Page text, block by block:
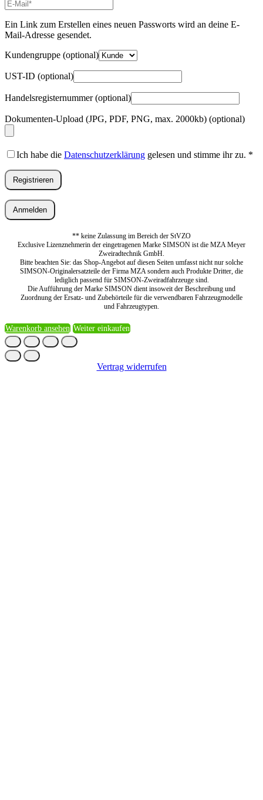
E-
Mail-
Adresse*
Erforderlich
Ein Link zum Erstellen eines neuen Passworts wird an deine E-
Mail-Adresse gesendet.
Kundengruppe (optional)
UST-ID (optional)
Handelsregisternummer(optional)
Dokumenten-Upload (JPG, PDF, PNG, max. 2000kb) (optional)
Ich habe die Datenschutzerklärung gelesen und stimme ihr zu. *
Registrieren
Anmelden
** keine Zulassung im Bereich der StVZO
Exclusive Lizenznehmerin der eingetragenen Marke SIMSON ist die MZA Meyer
Zweiradtechnik GmbH.
Bitte beachten Sie: das Shop-Angebot auf diesen Seiten umfasst nicht nur solche
SIMSON-Originalersatzteile der Firma MZA sondern auch Produkte Dritter, die
lediglich passend für SIMSON-Zweiradfahrzeuge sind.
Die Aufführung der Marke SIMSON dient insoweit der Beschreibung und
Zuordnung der Ersatz- und Zubehörteile für die verwendbaren Fahrzeugmodelle
und Fahrzeugtypen.
Warenkorb ansehen Weiter einkaufen
Vertrag widerrufen